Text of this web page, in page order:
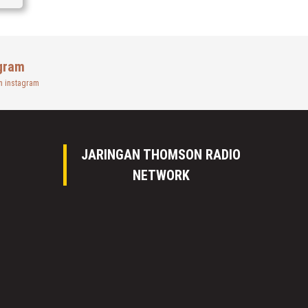
instagram
JARINGAN THOMSON RADIO
NETWORK